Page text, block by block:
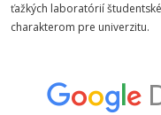
ťažkých laboratórií
charakterom pre univerzitu.